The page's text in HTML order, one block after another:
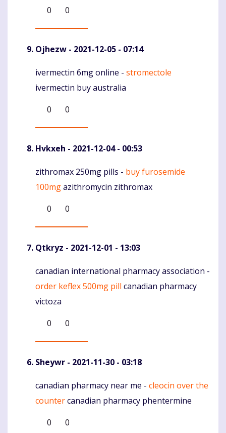
0
0
Ojhezw - 2021-12-05 - 07:14
Komentaras
ivermectin 6mg online - stromectole
ivermectin buy australia
0
0
Hvkxeh - 2021-12-04 - 00:53
Komentaras
zithromax 250mg pills - buy furosemide
100mgazithromycin zithromax
0
0
Qtkryz - 2021-12-01 - 13:03
Komentaras
canadian international pharmacy association -
order keflex 500mg pill canadian pharmacy
victoza
0
0
Sheywr - 2021-11-30 - 03:18
Komentaras
canadian pharmacy near me - cleocin over the
countercanadian pharmacy phentermine
0
0